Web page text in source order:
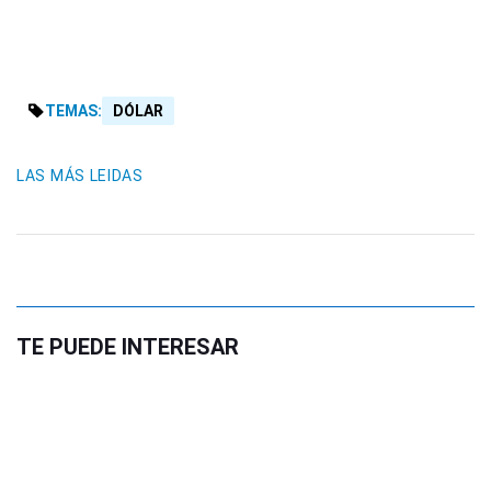
TEMAS: DÓLAR
LAS MÁS LEIDAS
TE PUEDE INTERESAR